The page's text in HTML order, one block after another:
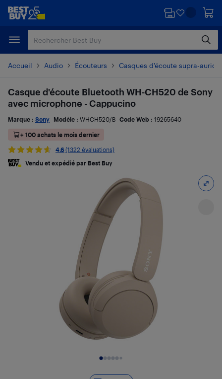
Passer
principal
Passer
Accueil Audio Écouteurs Casques d'écoute supra-
Casque d'écoute Bluetooth WH-CH520 de Sony
avec microphone - Cappucino
Marque : Sony Modèle : WHCH520/B Code Web : 19265640
+ 100 achats le mois dernier
4.6 (1322 évaluations)
Vendu et expédié par Best Buy